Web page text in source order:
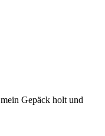
Gepäck holt und